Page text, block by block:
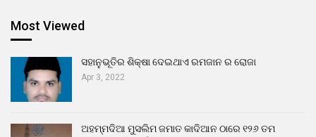
Most Viewed
ସହାନୁଭୂତିର ଶିକ୍ଷା ଦେଇଥାଏ ରମଜାନ ର ରୋଜା
Apr 3, 2022
ଅହମ୍ମଦିଆ ମୁସଲିମ ଜମାତ କାଦିଆନ ଠାରେ ୧୨୬ ତମ